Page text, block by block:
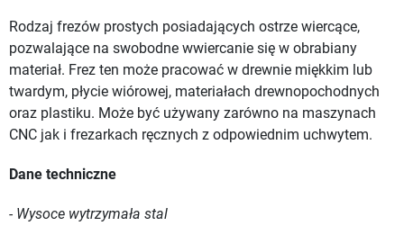
Rodzaj frezów prostych posiadających ostrze wiercące,
pozwalające na swobodne wwiercanie się w obrabiany
materiał. Frez ten może pracować w drewnie miękkim lub
twardym, płycie wiórowej, materiałach drewnopochodnych
oraz plastiku. Może być używany zarówno na maszynach
CNC jak i frezarkach ręcznych z odpowiednim uchwytem.
Dane techniczne
- Wysoce wytrzymała stal